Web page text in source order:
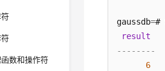
数和操作符
gaussdb=#
result
--------
6